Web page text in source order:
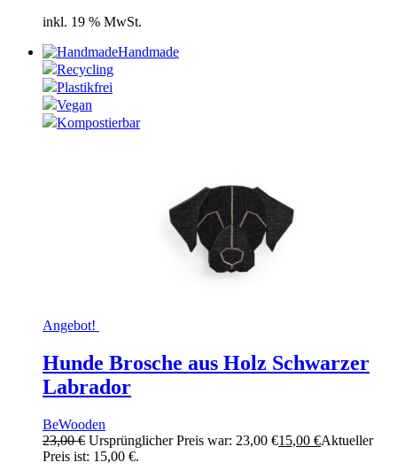
inkl. 19 % MwSt.
Handmade
Recycling
Plastikfrei
Vegan
Kompostierbar
Angebot!
Hunde Brosche aus Holz Schwarzer
Labrador
BeWooden
23,00€ Ursprünglicher Preis war: 23,00 €15,00 €Aktueller
Preis ist: 15,00 €.